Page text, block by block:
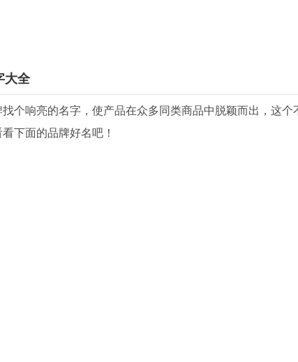
大全
个响亮的名字，使产品在众多同类商品中脱颖而出，这个
下面的品牌好名吧！